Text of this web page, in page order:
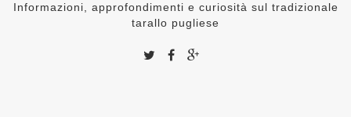
Informazioni, approfondimenti e curiosità sul tradizionale
tarallo pugliese